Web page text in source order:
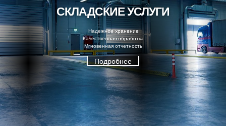
СКЛАДСКИЕ УСЛУГИ
Надежное хранение
Качественная обработка
Мгновенная отчетность
Подробнее